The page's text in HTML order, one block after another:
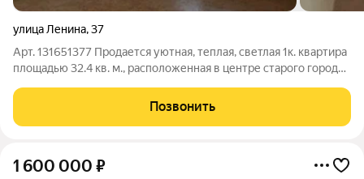
улица Ленина,37
Арт. 131651377 Продается уютная, теплая, светлая 1к. квартира
площадью 32.4 кв. м., расположенная в центре старого города.
В квартире выполнен косметический ремонт, что позволит
вам сразу же
Позвонить
1 600 000 ₽